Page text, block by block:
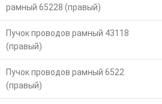
рамный 65228 (правый)
Пучок проводов рамный 43118
(правый)
Пучок проводов рамный 6522
(правый)